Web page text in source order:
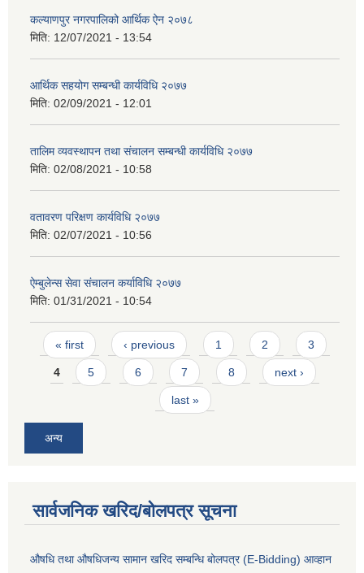
कल्याणपुर नगरपालिको आर्थिक ऐन २०७८
मिति: 12/07/2021 - 13:54
आर्थिक सहयोग सम्बन्धी कार्यविधि २०७७
मिति: 02/09/2021 - 12:01
तालिम व्यवस्थापन तथा संचालन सम्बन्धी कार्यविधि २०७७
मिति: 02/08/2021 - 10:58
वतावरण परिक्षण कार्यविधि २०७७
मिति: 02/07/2021 - 10:56
ऐम्बुलेन्स सेवा संचालन कर्याविधि २०७७
मिति: 01/31/2021 - 10:54
Pages
« first ‹ previous 1 2 3
4 5 6 7 8 next ›
last »
अन्य
सार्वजनिक खरिद/बोलपत्र सूचना
औषधि तथा औषधिजन्य सामान खरिद सम्बन्धि बोलपत्र (E-Bidding) आव्हान